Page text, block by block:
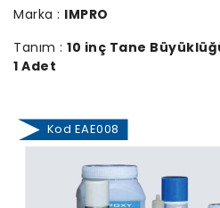
Marka : IMPRO
Tanım : 10 inç Tane
1 Adet
Kod EAE008